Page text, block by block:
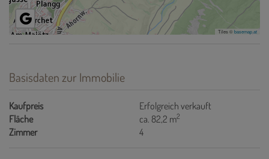
Tiles ©basemap.at
Basisdaten zur Immobilie
Kaufpreis
Erfolgreich verkauft
Fläche
ca. 82,2 m2
Zimmer 4